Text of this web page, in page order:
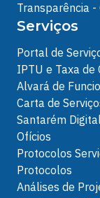
Transparência -
Serviços
Portal de
IPTU e Taxa de
Alvará de
Carta de
Santarém
Ofícios
Protocolos
Protocolos
Análises de